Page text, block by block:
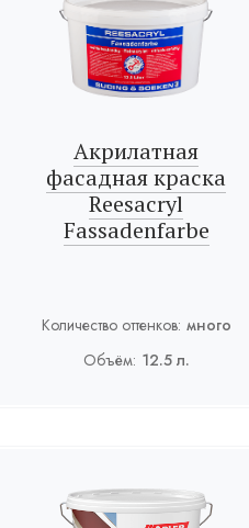
Акрилатная
фасадная краска
Reesacryl
Fassadenfarbe
Количество оттенков: много
Объём: 12.5 л.